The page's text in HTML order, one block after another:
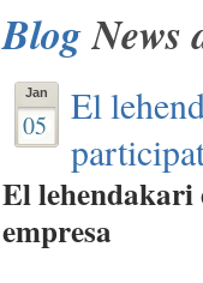
BlogNews
Jan
05
El
El lehendakari
empresa